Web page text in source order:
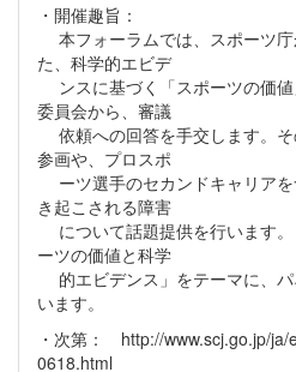
・開催趣旨：
本フォーラムでは、スポーツ
た、科学的エビデ
ンスに基づく「スポーツの価
委員会から、審議
依頼への回答を手交します。
参画や、プロスポ
ーツ選手のセカンドキャリアを
き起こされる障害
について話題提供を行います
ーツの価値と科学
的エビデンス」をテーマに、
います。
・次第： http://www.scj.go.jp/ja/
0618.html